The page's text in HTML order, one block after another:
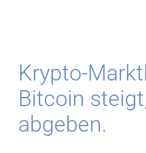
Krypto-
Bitcoin
abgeben.